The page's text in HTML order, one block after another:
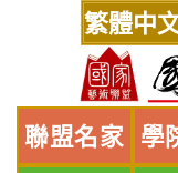
繁體中
聯盟名家 學